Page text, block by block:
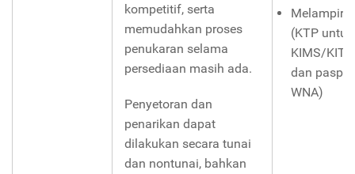
kompetitif, serta
memudahkan proses
penukaran selama
persediaan masih ada.
Penyetoran dan
penarikan dapat
dilakukan secara tunai
dan nontunai, bahkan
(KTP untuk
KIMS/
dan
WNA)